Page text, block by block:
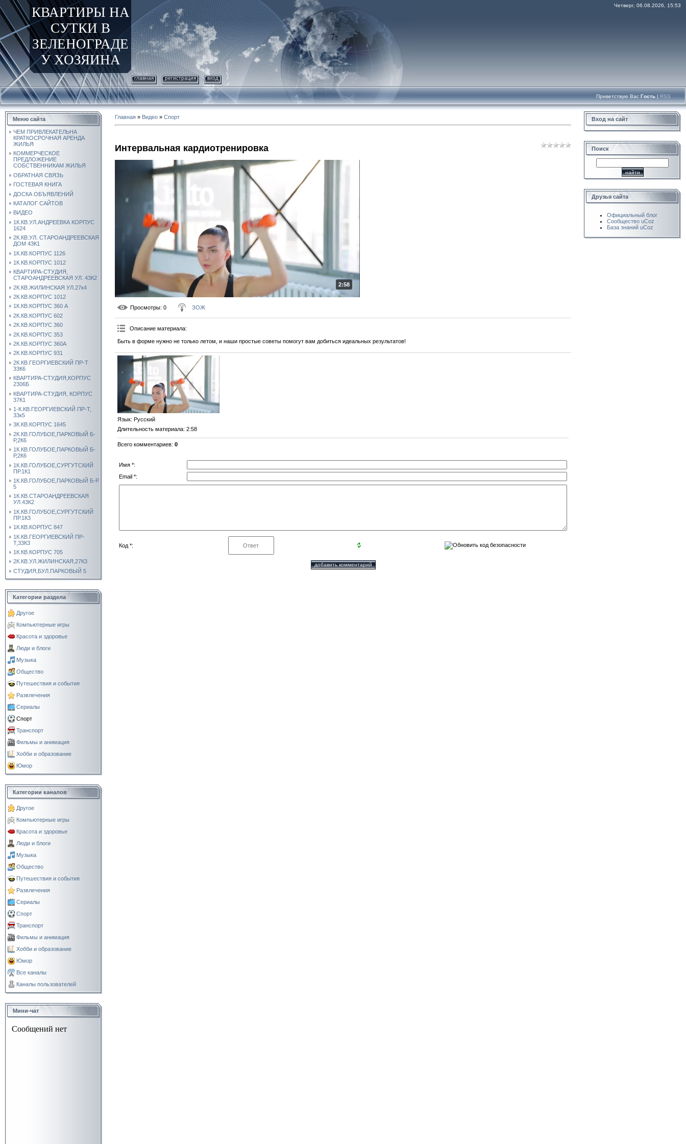
КВАРТИРЫ НА
СУТКИ В
ЗЕЛЕНОГРАДЕ
У ХОЗЯИНА
Четверг, 06.08.2026, 15:53
главная регистрация вход
Приветствую Вас Гость | RSS
Меню сайта
ЧЕМ ПРИВЛЕКАТЕЛЬНА
КРАТКОСРОЧНАЯ АРЕНДА
ЖИЛЬЯ
КОММЕРЧЕСКОЕ
ПРЕДЛОЖЕНИЕ
СОБСТВЕННИКАМ ЖИЛЬЯ
ОБРАТНАЯ СВЯЗЬ
ГОСТЕВАЯ КНИГА
ДОСКА ОБЪЯВЛЕНИЙ
КАТАЛОГ САЙТОВ
ВИДЕО
1К.КВ.УЛ.АНДРЕЕВКА КОРПУС
1624
2К.КВ.УЛ. СТАРОАНДРЕЕВСКАЯ
ДОМ 43К1
1К.КВ.КОРПУС 1126
1К.КВ.КОРПУС 1012
КВАРТИРА-СТУДИЯ,
СТАРОАНДРЕЕВСКАЯ УЛ. 43К2
2К.КВ.ЖИЛИНСКАЯ УЛ.27к4
2К.КВ.КОРПУС 1012
1К.КВ.КОРПУС 360 А
2К.КВ.КОРПУС 602
2К.КВ.КОРПУС 360
2К.КВ.КОРПУС 353
2К.КВ.КОРПУС 360А
2К.КВ.КОРПУС 931
2К.КВ.ГЕОРГИЕВСКИЙ ПР-Т
33К6
КВАРТИРА-СТУДИЯ,КОРПУС
2306Б
КВАРТИРА-СТУДИЯ, КОРПУС
37К1
1-К.КВ.ГЕОРГИЕВСКИЙ ПР-Т,
33к5
3К.КВ.КОРПУС 1645
2К.КВ.ГОЛУБОЕ,ПАРКОВЫЙ Б-
Р,2К6
1К.КВ.ГОЛУБОЕ,ПАРКОВЫЙ Б-
Р,2К6
1К.КВ.ГОЛУБОЕ,СУРГУТСКИЙ
ПР.1К1
1К.КВ.ГОЛУБОЕ,ПАРКОВЫЙ Б-Р.
5
1К.КВ.СТАРОАНДРЕЕВСКАЯ
УЛ.43К2
1К.КВ.ГОЛУБОЕ,СУРГУТСКИЙ
ПР.1К3
1К.КВ.КОРПУС 847
1К.КВ.ГЕОРГИЕВСКИЙ ПР-
Т,33К3
1К.КВ.КОРПУС 705
2К.КВ.УЛ.ЖИЛИНСКАЯ,27К3
СТУДИЯ,БУЛ.ПАРКОВЫЙ 5
Категории раздела
Другое
Компьютерные игры
Красота и здоровье
Люди и блоги
Музыка
Общество
Путешествия и события
Развлечения
Сериалы
Спорт
Транспорт
Фильмы и анимация
Хобби и образование
Юмор
Категории каналов
Другое
Компьютерные игры
Красота и здоровье
Люди и блоги
Музыка
Общество
Путешествия и события
Развлечения
Сериалы
Спорт
Транспорт
Фильмы и анимация
Хобби и образование
Юмор
Все каналы
Каналы пользователей
Мини-чат
Главная » Видео » Спорт
Интервальная кардиотренировка
2:58
Просмотры: 0 ЗОЖ
Описание материала:
Быть в форме нужно не только летом, и наши простые советы помогут вам добиться идеальных результатов!
Язык: Русский
Длительность материала: 2:58
Всего комментариев: 0
Имя *:
Email *:
Код *:
Вход на сайт
Поиск
Друзья сайта
Официальный блог
Сообщество uCoz
База знаний uCoz